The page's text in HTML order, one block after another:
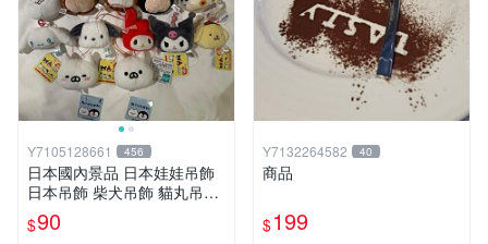
Y7105128661 456
日本國內景品 日本娃娃吊飾
日本吊飾 柴犬吊飾 貓丸吊飾
庫洛米吊飾 大耳狗吊飾 布丁
狗吊飾 帕恰狗吊飾 天竺鼠車
$90
Y7132264582 40
商品
$199